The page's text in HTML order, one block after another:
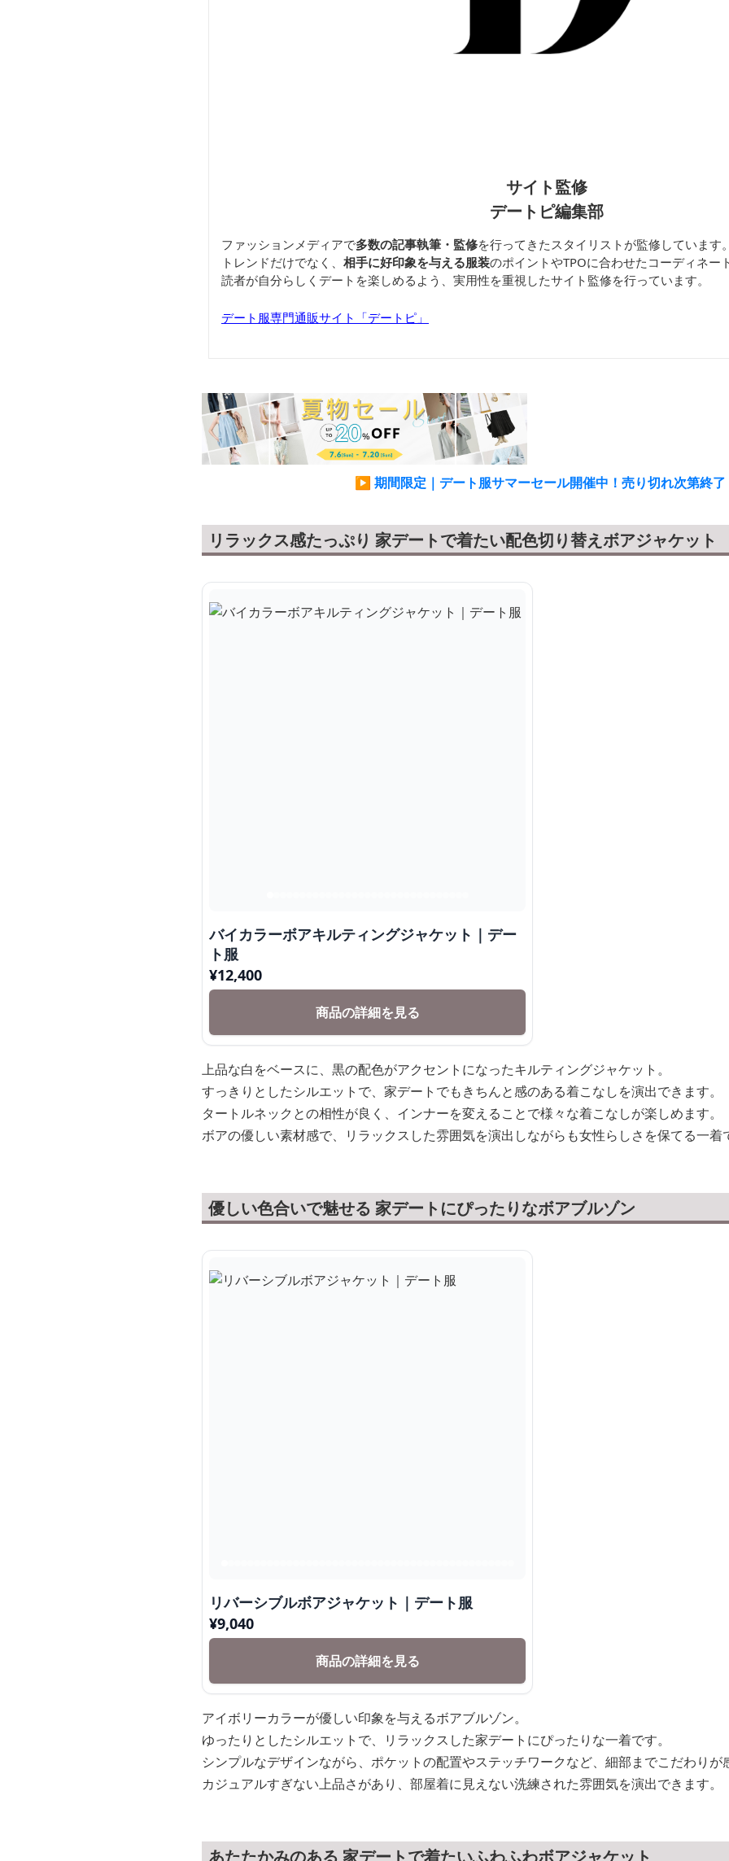
サイト監修
デートピ編集部
ファッションメディアで多数の記事執筆・監修を行ってきたスタイリストが監修しています
トレンドだけでなく、 相手に好印象を与える服装のポイントやTPOに合わせたコーディネー
読者が自分らしくデートを楽しめるよう、実用性を重視したサイト監修を行っています。
デート服専門通販サイト「デートピ」
▶ 期間限定｜デート服サマーセール開催中！売り切れ次第終了
リラックス感たっぷり 家デートで着たい配色切り替えボアジャケット
バイカラーボアキルティングジャケット｜デー
ト服
¥12,400
商品の詳細を見る
上品な白をベースに、黒の配色がアクセントになったキルティングジャケット。
すっきりとしたシルエットで、家デートでもきちんと感のある着こなしを演出できます。
タートルネックとの相性が良く、インナーを変えることで様々な着こなしが楽しめます。
ボアの優しい素材感で、リラックスした雰囲気を演出しながらも女性らしさを保てる一着
優しい色合いで魅せる 家デートにぴったりなボアブルゾン
リバーシブルボアジャケット｜デート服
¥9,040
商品の詳細を見る
アイボリーカラーが優しい印象を与えるボアブルゾン。
ゆったりとしたシルエットで、リラックスした家デートにぴったりな一着です。
シンプルなデザインながら、ポケットの配置やステッチワークなど、細部までこだわりが
カジュアルすぎない上品さがあり、部屋着に見えない洗練された雰囲気を演出できます。
あたたかみのある 家デートで着たいふわふわボアジャケット